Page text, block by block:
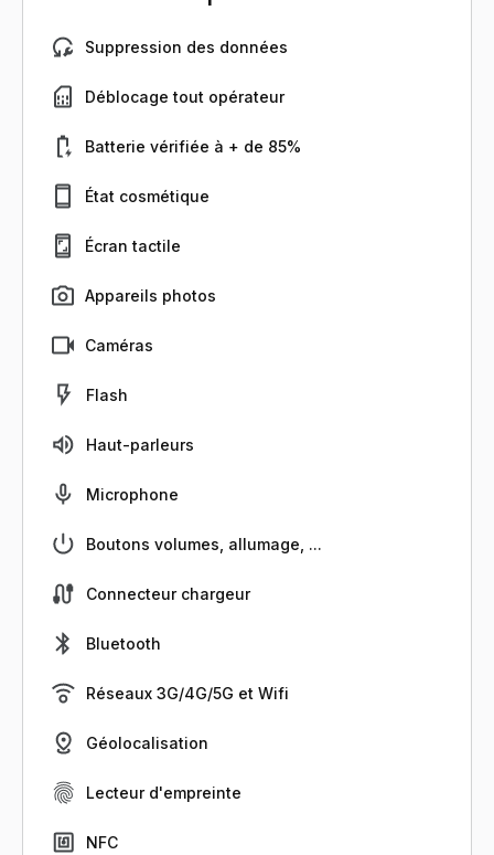
Suppression des données
Déblocage tout opérateur
Batterie vérifiée à + de 85%
État cosmétique
Écran tactile
Appareils photos
Caméras
Flash
Haut-parleurs
Microphone
Boutons volumes, allumage, ...
Connecteur chargeur
Bluetooth
Réseaux 3G/4G/5G et Wifi
Géolocalisation
Lecteur d'empreinte
NFC